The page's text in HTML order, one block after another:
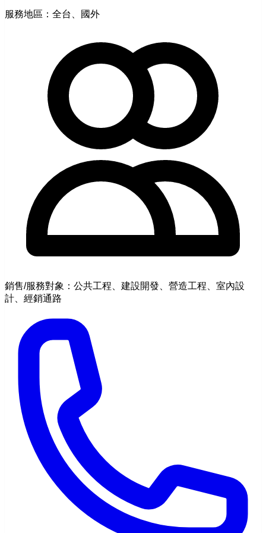
服務地區：全台、國外
銷售/服務對象：公共工程、建設開發、營造工程、室內設
計、經銷通路